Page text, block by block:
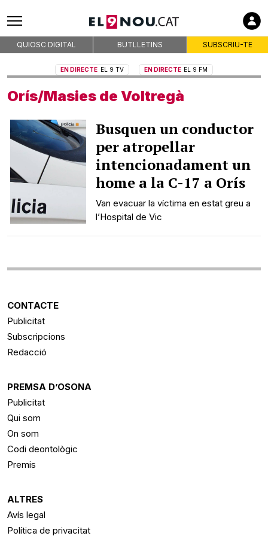
Empreses col·laboradores
Premsa d'Osona
Publicitat
On som
Codi deontològic
Premis
Contacte
Avís legal
Política de privacitat
Política de cookies
QUIOSC DIGITAL BUTLLETINS SUBSCRIU-TE
EN DIRECTE EL 9 TV EN DIRECTE EL 9 FM
Orís/Masies de Voltregà
Busquen un conductor
per atropellar
intencionadament un
home a la C-17 a Orís
Van evacuar la víctima en estat greu a
l’Hospital de Vic
CONTACTE
Publicitat
Subscripcions
Redacció
PREMSA D’OSONA
Publicitat
Qui som
On som
Codi deontològic
Premis
ALTRES
Avís legal
Política de privacitat